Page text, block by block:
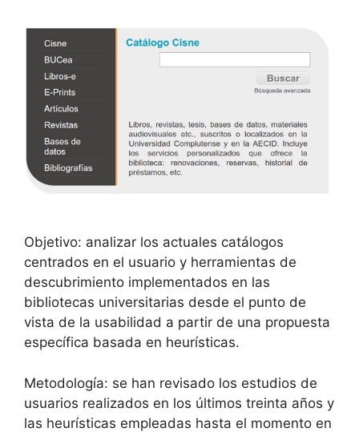
Objetivo: analizar los actuales catálogos
centrados en el usuario y herramientas de
descubrimiento implementados en las
bibliotecas universitarias desde el punto de
vista de la usabilidad a partir de una propuesta
específica basada en heurísticas.
Metodología: se han revisado los estudios de
usuarios realizados en los últimos treinta años y
las heurísticas empleadas hasta el momento en